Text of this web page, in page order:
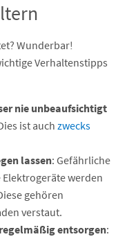
Wunderbar!
Verhaltenstipps
nie unbeaufsichtigt
ist auchzwecks
lassen: Gefährliche
werden
gehören
verstaut.
entsorgen: